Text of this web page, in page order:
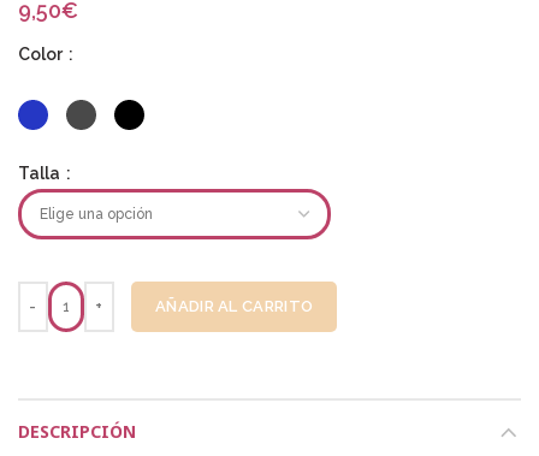
9,50€
Color
Talla
AÑADIR AL CARRITO
DESCRIPCIÓN